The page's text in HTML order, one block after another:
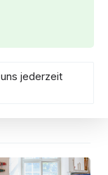
jederzeit